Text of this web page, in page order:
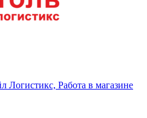
Логистикс, Работа в магазине